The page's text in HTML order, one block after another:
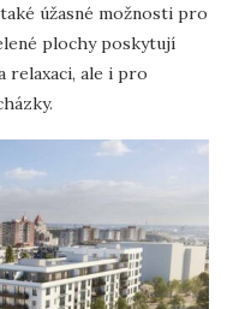
úžasné možnosti pro
plochy poskytují
ale i pro